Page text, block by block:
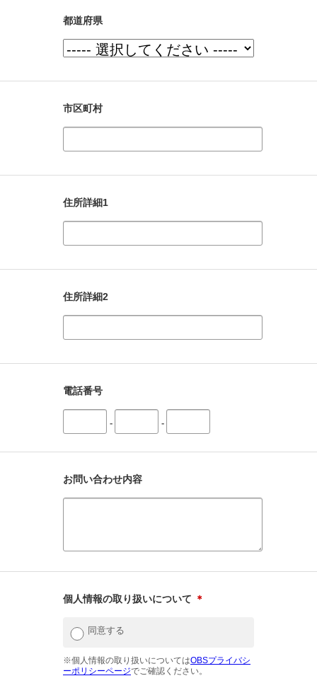
都道府県
市区町村
住所詳細1
住所詳細2
電話番号
- -
お問い合わせ内容
個人情報の取り扱いについて ＊
同意する
※個人情報の取り扱いについてはOBSプライバシ
ーポリシーページでご確認ください。